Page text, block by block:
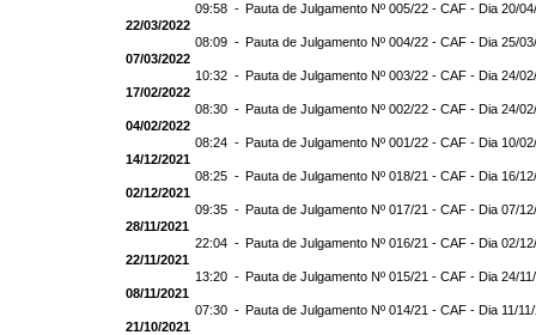
09:58 - Pauta de Julgamento Nº 005/22 - CAF - Dia 20/
22/03/2022
08:09 - Pauta de Julgamento Nº 004/22 - CAF - Dia 25/
07/03/2022
10:32 - Pauta de Julgamento Nº 003/22 - CAF - Dia 24/
17/02/2022
08:30 - Pauta de Julgamento Nº 002/22 - CAF - Dia 24/
04/02/2022
08:24 - Pauta de Julgamento Nº 001/22 - CAF - Dia 10/
14/12/2021
08:25 - Pauta de Julgamento Nº 018/21 - CAF - Dia 16/
02/12/2021
09:35 - Pauta de Julgamento Nº 017/21 - CAF - Dia 07/
28/11/2021
22:04 - Pauta de Julgamento Nº 016/21 - CAF - Dia 02/
22/11/2021
13:20 - Pauta de Julgamento Nº 015/21 - CAF - Dia 24/
08/11/2021
07:30 - Pauta de Julgamento Nº 014/21 - CAF - Dia 11/
21/10/2021